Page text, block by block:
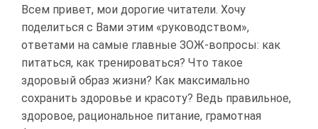
Всем привет, мои дорогие читатели. Хочу
поделиться с Вами этим «руководством»,
ответами на самые главные ЗОЖ-вопросы: как
питаться, как тренироваться? Что такое
здоровый образ жизни? Как максимально
сохранить здоровье и красоту? Ведь правильное,
здоровое, рациональное питание, грамотная